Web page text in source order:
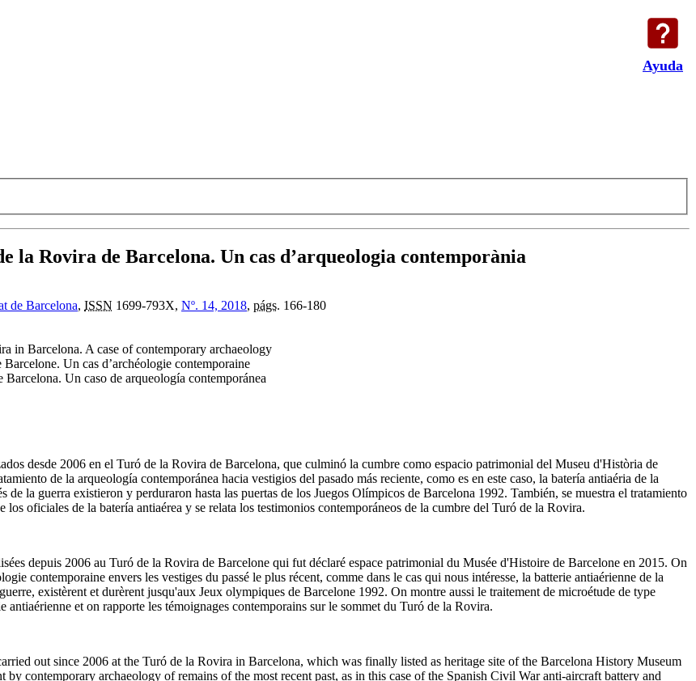
Ayuda
Rovira de Barcelona. Un cas d’arqueologia contemporània
de Barcelona, ISSN 1699-793X, Nº. 14, 2018, págs. 166-180
in Barcelona. A case of contemporary archaeology
Un cas d’archéologie contemporaine
Un caso de arqueología contemporánea
desde 2006 en el Turó de la Rovira de Barcelona, que culminó la cumbre como espacio patrimonial del Museu d'Història de
de la arqueología contemporánea hacia vestigios del pasado más reciente, como es en este caso, la batería antiaéria de la
la guerra existieron y perduraron hasta las puertas de los Juegos Olímpicos de Barcelona 1992. También, se muestra el tratamiento
oficiales de la batería antiaérea y se relata los testimonios contemporáneos de la cumbre del Turó de la Rovira.
depuis 2006 au Turó de la Rovira de Barcelone qui fut déclaré espace patrimonial du Musée d'Histoire de Barcelone en 2015. On
contemporaine envers les vestiges du passé le plus récent, comme dans le cas qui nous intéresse, la batterie antiaérienne de la
existèrent et durèrent jusqu'aux Jeux olympiques de Barcelone 1992. On montre aussi le traitement de microétude de type
et on rapporte les témoignages contemporains sur le sommet du Turó de la Rovira.
out since 2006 at the Turó de la Rovira in Barcelona, which was finally listed as heritage site of the Barcelona History Museum
contemporary archaeology of remains of the most recent past, as in this case of the Spanish Civil War anti-aircraft battery and